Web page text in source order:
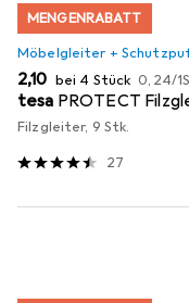
MENGENRABATT
Möbelgleiter +
EUR
2,10 bei 4 Stück EUR
0,24/
tesa PROTECT
Filzgleiter, 9 Stk.
27